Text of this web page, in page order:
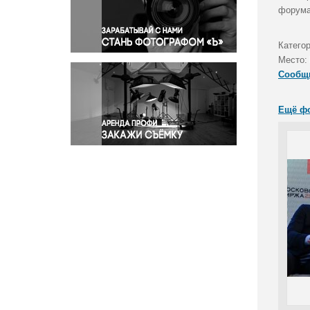
Правосудие
Происшествия и конфликты
Религия
Светская жизнь
Спорт
Экология
Экономика и бизнес
Место:
Ещё